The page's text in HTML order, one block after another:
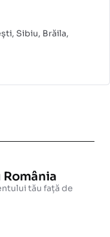
Sibiu, Brăila,
tău față de